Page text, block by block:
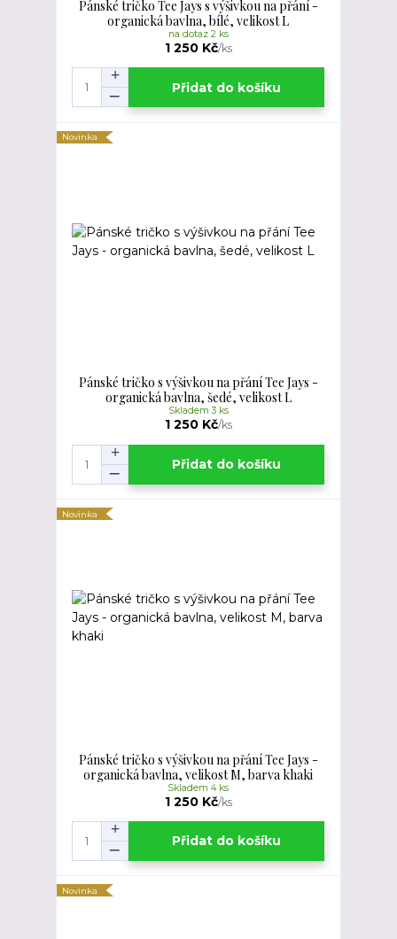
Pánské tričko Tee Jays s výšivkou na přání -
organická bavlna, bílé, velikost L
1 250 Kč/ks
na dotaz 2 ks
Přidat do košíku
Novinka
Pánské tričko s výšivkou na přání Tee Jays -
organická bavlna, šedé, velikost L
1 250 Kč/ks
Skladem 3 ks
Přidat do košíku
Novinka
Pánské tričko s výšivkou na přání Tee Jays -
organická bavlna, velikost M, barva khaki
1 250 Kč/ks
Skladem 4 ks
Přidat do košíku
Novinka